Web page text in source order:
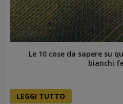
Le 10 cose da sapere su
bianchi
LEGGI TUTTO